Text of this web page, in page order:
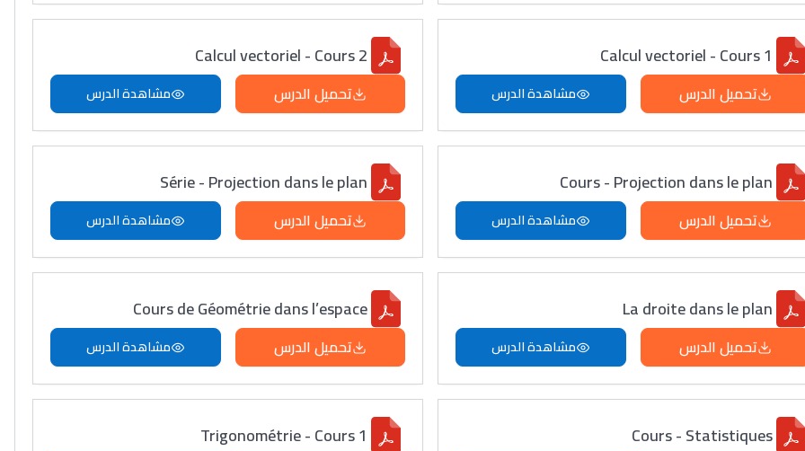
Calcul vectoriel - Cours 1
تحميل الدرس مشاهدة الدرس
Calcul vectoriel - Cours 2
تحميل الدرس مشاهدة الدرس
Cours - Projection dans le plan
تحميل الدرس مشاهدة الدرس
Série - Projection dans le plan
تحميل الدرس مشاهدة الدرس
La droite dans le plan
تحميل الدرس مشاهدة الدرس
Cours de Géométrie dans l’espace
تحميل الدرس مشاهدة الدرس
Cours - Statistiques
Trigonométrie - Cours 1